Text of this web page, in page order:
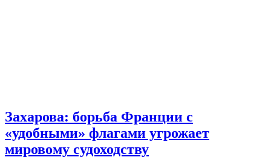
Захарова: борьба Франции с
«удобными» флагами угрожает
мировому судоходству